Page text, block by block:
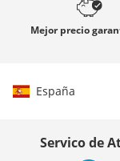
Mejor precio
España
Servico de